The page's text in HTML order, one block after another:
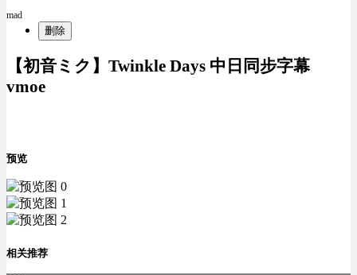
mad
删除
【初音ミク】Twinkle Days 中日同步字幕
vmoe
预览
相关推荐